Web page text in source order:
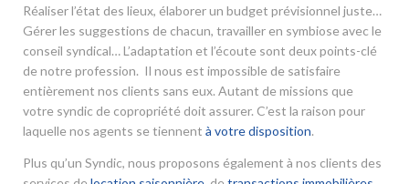
Réaliser l’état des lieux, élaborer un budget prévisionnel juste…
Gérer les suggestions de chacun, travailler en symbiose avec le
conseil syndical… L’adaptation et l’écoute sont deux points-clé
de notre profession. Il nous est impossible de satisfaire
entièrement nos clients sans eux. Autant de missions que
votre syndic de copropriété doit assurer. C’est la raison pour
laquelle nos agents se tiennent à votre disposition.
Plus qu’un Syndic, nous proposons également à nos clients des